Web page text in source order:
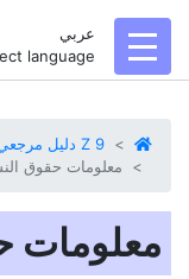
عربي
language
Z 9 دليل مرجعي
معلومات حقوق
معلومات